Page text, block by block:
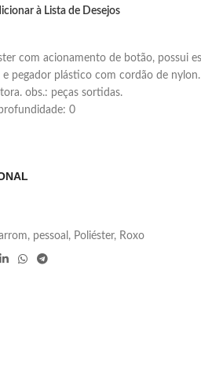
à Lista de Desejos
pegador plástico com cordão de nylon.
obs.: peças sortidas.
0
, pessoal , Poliéster, Roxo